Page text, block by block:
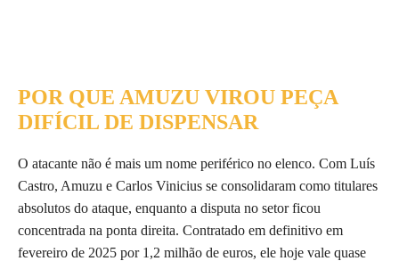
POR QUE AMUZU VIROU PEÇA
DIFÍCIL DE DISPENSAR
O atacante não é mais um nome periférico no elenco. Com Luís
Castro, Amuzu e Carlos Vinicius se consolidaram como titulares
absolutos do ataque, enquanto a disputa no setor ficou
concentrada na ponta direita. Contratado em definitivo em
fevereiro de 2025 por 1,2 milhão de euros, ele hoje vale quase